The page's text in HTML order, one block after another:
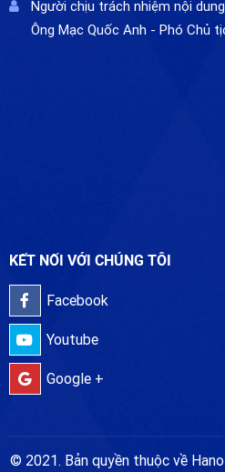
Người chịu trách nhiệm nội
Ông Mạc Quốc Anh - Phó Chủ
KẾT NỐI VỚI CHÚNG TÔI
Facebook
Youtube
Google +
© 2021. Bản quyền thuộc về